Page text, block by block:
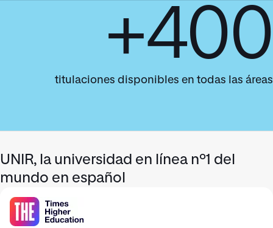
+400
titulaciones disponibles en todas las áreas
UNIR, la universidad en línea nº1 del
mundo en español